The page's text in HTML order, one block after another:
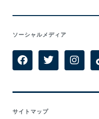
ソーシャルメディア
サイトマップ